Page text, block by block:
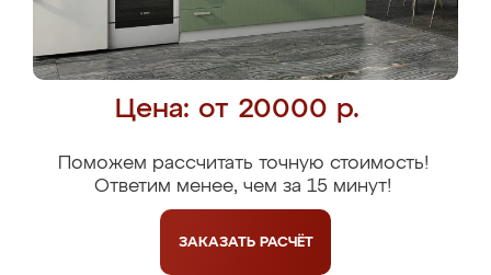
Цена: от 20000 р.
Поможем рассчитать точную стоимость!
Ответим менее, чем за 15 минут!
ЗАКАЗАТЬ РАСЧЁТ